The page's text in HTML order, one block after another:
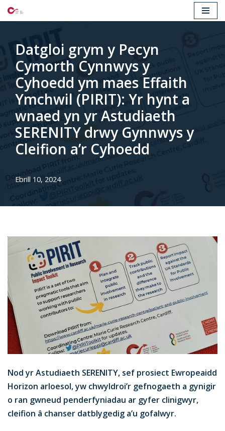
cynnwys
Datgloi grym y Pecyn
Cymorth Cynnwys y
Cyhoedd ym maes Effaith
Ymchwil (PIRIT): Yr hynt a
wnaed yn yr Astudiaeth
SERENITY drwy Gynnwys y
Cleifion a’r Cyhoedd
Ebrill 10, 2024
Nod yr Astudiaeth SERENITY, sef prosiect Ewropeaidd
Horizon arloesol, yw chwyldroi’r gefnogaeth a gynigir
o ran gwneud penderfyniadau ar gyfer clinigwyr,
cleifion â chanser datblygedig a’u gofalwyr.